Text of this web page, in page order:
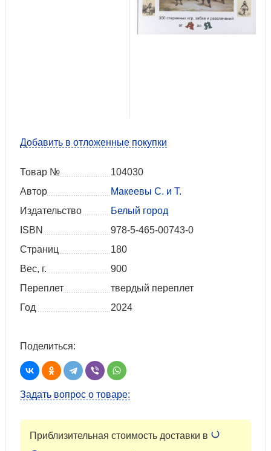
Добавить в отложенные покупки
Товар №
104030
Автор
Макеевы С. и Т.
Издательство
Белый город
ISBN
978-5-465-00743-0
Страниц
180
Вес, г.
900
Переплет
твердый переплет
Год
2024
Поделиться:
Задать вопрос о товаре:
Приблизительная стоимость доставки в